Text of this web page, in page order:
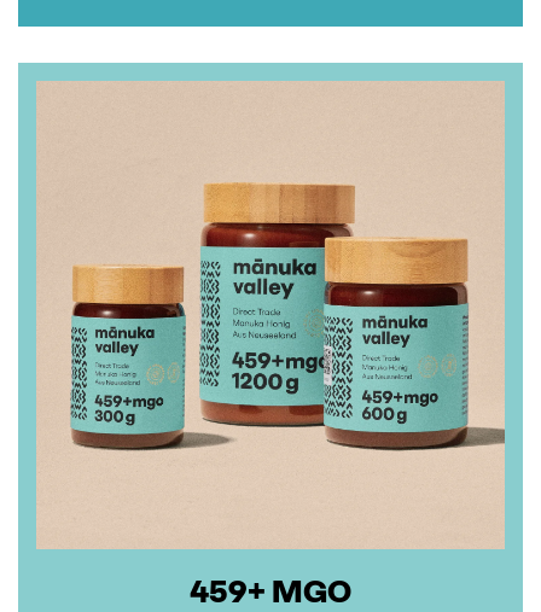
459+ MGO